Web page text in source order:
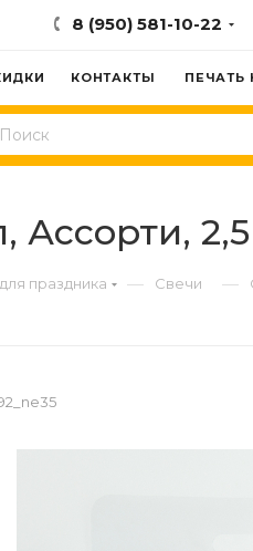
8 (950) 581-10-22
КОНТАКТЫ ПЕЧАТЬ
Ассорти,
праздника — Свечи —